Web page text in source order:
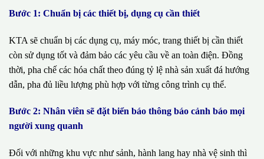
Bước 1: Chuẩn bị các thiết bị, dụng cụ cần thiết
KTA sẽ chuẩn bị các dụng cụ, máy móc, trang thiết bị cần thiết
còn sử dụng tốt và đảm bảo các yêu cầu về an toàn điện. Đồng
thời, pha chế các hóa chất theo đúng tỷ lệ nhà sản xuất đá hướng
dẫn, pha đủ liều lượng phù hợp với từng công trình cụ thể.
Bước 2: Nhân viên sẽ đặt biển báo thông báo cảnh báo mọi
người xung quanh
Đối với những khu vực như sảnh, hành lang hay nhà vệ sinh thì